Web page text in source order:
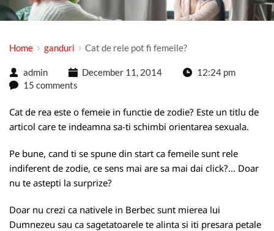
Home ganduri Cat de rele pot fi femeile?
admin December 11, 2014
12:24 pm
15 comments
Cat de rea este o femeie in functie de zodie? Este un titlu de
articol care te indeamna sa-ti schimbi orientarea sexuala.
Pe bune, cand ti se spune din start ca femeile sunt rele
indiferent de zodie, ce sens mai are sa mai dai click?... Doar
nu te astepti la surprize?
Doar nu crezi ca nativele in Berbec sunt mierea lui
Dumnezeu sau ca sagetatoarele te alinta si iti presara petale